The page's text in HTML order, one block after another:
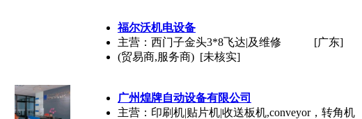
福尔沃机电设备
主营：西门子金头3*8飞达|及维修
(贸易商,服务商) [未核实]
[广东]
广州煌牌自动设备有限公司
主营：印刷机|贴片机|收送板机,conveyor，转角机